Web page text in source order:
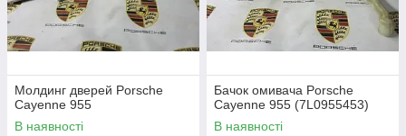
Молдинг дверей Porsche
Cayenne 955
В наявності
Бачок омивача Porsche
Cayenne 955 (7L0955453)
В наявності